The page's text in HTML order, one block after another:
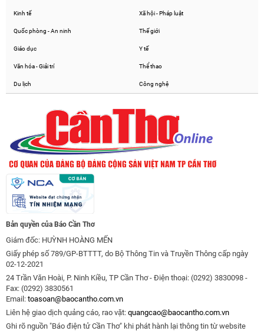
Kinh tế Xã hội - Pháp luật
Quốc phòng - An ninh Thế giới
Giáo dục Y tế
Văn hóa - Giải trí Thể thao
Du lịch Công nghệ
Bản quyền của Báo Cần Thơ
Giám đốc: HUỲNH HOÀNG MẾN
Giấy phép số 789/GP-BTTTT, do Bộ Thông Tin và Truyền Thông cấp ngày
02-12-2021
24 Trần Văn Hoài, P. Ninh Kiều, TP Cần Thơ - Điện thoại: (0292) 3830098 -
Fax: (0292) 3830561
Email: toasoan@baocantho.com.vn
Liên hệ giao dịch quảng cáo, rao vặt: quangcao@baocantho.com.vn
Ghi rõ nguồn "Báo điện tử Cần Thơ" khi phát hành lại thông tin từ website